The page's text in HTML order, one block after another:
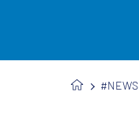
#NEWS